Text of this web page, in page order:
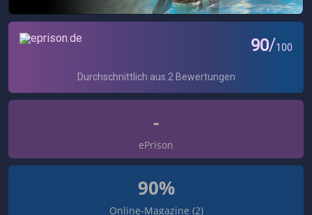
-
ePrison
90%
Online-Magazine (2)